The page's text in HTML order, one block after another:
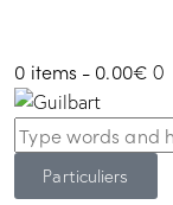
0 items - 0.00€ 0
Particuliers